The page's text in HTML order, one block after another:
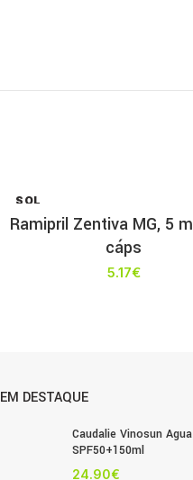
SOL
T
Ramipril Zentiva MG, 5
cáps
5.17€
EM DESTAQUE
Caudalie Vinosun
SPF50+150ml
24.90€